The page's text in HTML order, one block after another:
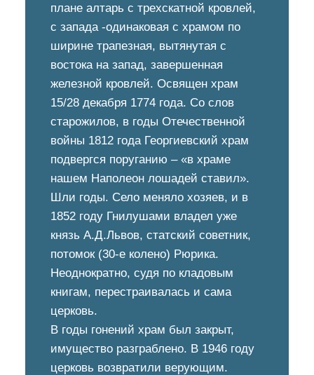
плане алтарь с трехскатной кровлей,
с запада -одинаковая с храмом по
ширине трапезная, вытянутая с
востока на запад, завершенная
железной кровлей. Освящен храм
15/28 декабря 1774 года. Со слов
старожилов, в годы Отечественной
войны 1812 года Георгиевский храм
подвергся поруганию – «в храме
нашем Наполеон лошадей ставил».
Шли годы. Село меняло хозяев, и в
1852 году Гнилушами владел уже
князь А.Д.Львов, статский советник,
потомок (30-е колено) Рюрика.
Неоднократно, судя по кладовым
книгам, перестраивалась и сама
церковь.
В годы гонений храм был закрыт,
имущество разграблено. В 1946 году
церковь возвратили верующим.